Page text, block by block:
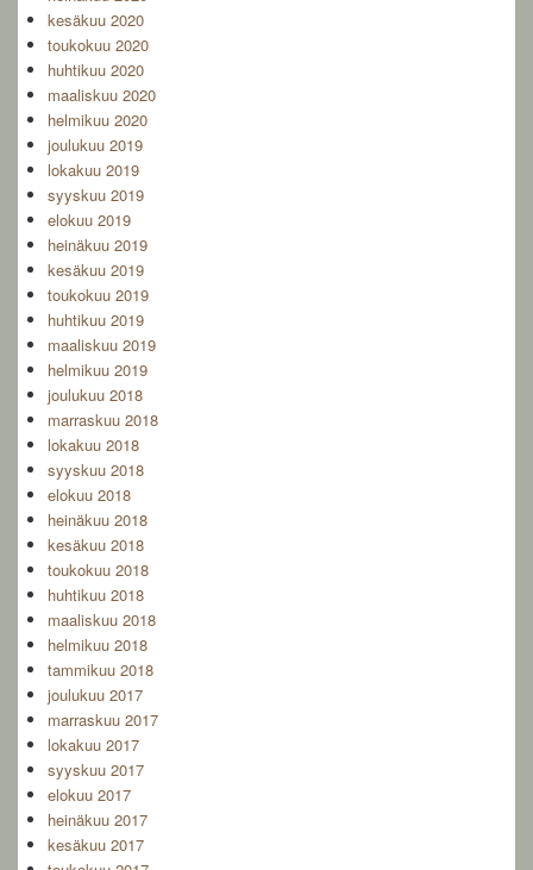
kesäkuu 2020
toukokuu 2020
huhtikuu 2020
maaliskuu 2020
helmikuu 2020
joulukuu 2019
lokakuu 2019
syyskuu 2019
elokuu 2019
heinäkuu 2019
kesäkuu 2019
toukokuu 2019
huhtikuu 2019
maaliskuu 2019
helmikuu 2019
joulukuu 2018
marraskuu 2018
lokakuu 2018
syyskuu 2018
elokuu 2018
heinäkuu 2018
kesäkuu 2018
toukokuu 2018
huhtikuu 2018
maaliskuu 2018
helmikuu 2018
tammikuu 2018
joulukuu 2017
marraskuu 2017
lokakuu 2017
syyskuu 2017
elokuu 2017
heinäkuu 2017
kesäkuu 2017